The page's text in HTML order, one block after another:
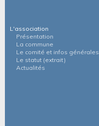
L'association
Présentation
La commune
Le comité et infos générales
Le statut (extrait)
Actualités